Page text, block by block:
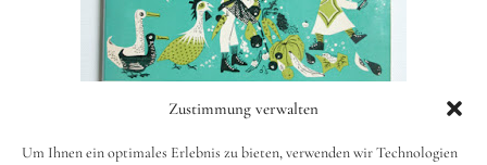
Zustimmung verwalten
Um Ihnen ein optimales Erlebnis zu bieten, verwenden wir Technologien